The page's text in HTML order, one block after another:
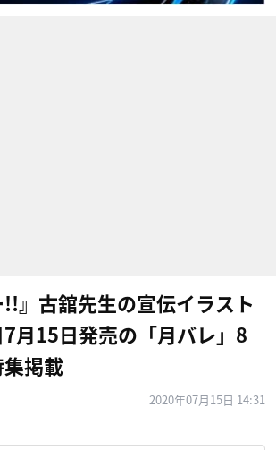
!!』古舘先生の宣伝イラスト
7月15日発売の「月バレ」8
掲載
2020年07月15日 14:31